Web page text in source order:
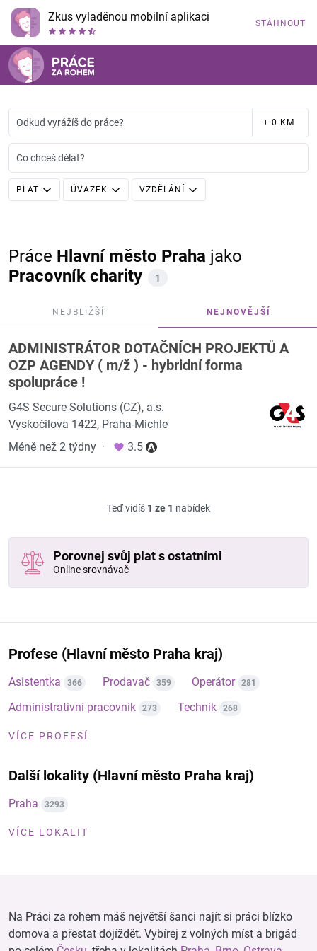
Zkus vyladěnou mobilní aplikaci STÁHNOUT
Odkud vyrážíš do práce? + 0 KM
Co chceš dělat?
PLAT ÚVAZEK VZDĚLÁNÍ
Práce Hlavní město Praha jako
Pracovník charity
1
NEJBLIŽŠÍ NEJNOVĚJŠÍ
ADMINISTRÁTOR DOTAČNÍCH PROJEKTŮ A
OZP AGENDY ( m/ž ) - hybridní forma
spolupráce !
G4S Secure Solutions (CZ), a.s.
Vyskočilova 1422, Praha-Michle
Méně než 2 týdny · 3.5
Teď vidíš 1 ze 1 nabídek
Porovnej svůj plat s ostatními
Online srovnávač
Profese (Hlavní město Praha kraj)
Asistentka 366 Prodavač 359 Operátor 281
Administrativní pracovník 273 Technik 268
VÍCE PROFESÍ
Další lokality (Hlavní město Praha kraj)
Praha 3293
VÍCE LOKALIT
Na Práci za rohem máš největší šanci najít si práci blízko
domova a přestat dojíždět. Vybírej z volných míst a brigád